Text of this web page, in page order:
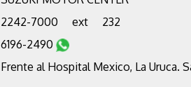
2242-7000 ext
232
6196-2490
Frente al Hospital Mexico, La Uruca.